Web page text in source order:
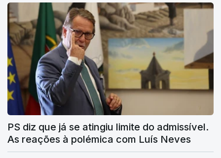
PS diz que já se atingiu limite do admissível.
As reações à polémica com Luís Neves